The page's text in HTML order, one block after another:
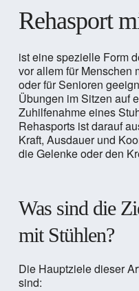
Rehasport
ist eine spezielle Form
vor allem für Menschen
oder für Senioren
Übungen im Sitzen auf
Zuhilfenahme eines
Rehasports ist darauf
Kraft, Ausdauer und
die Gelenke oder den
Was sind die
mit Stühlen?
Die Hauptziele dieser
sind: